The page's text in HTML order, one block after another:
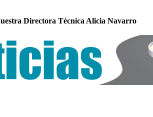
Directora Técnica Alicia Navarro